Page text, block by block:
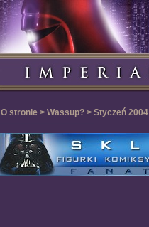
O stronie > Wassup? > Styczeń 2004